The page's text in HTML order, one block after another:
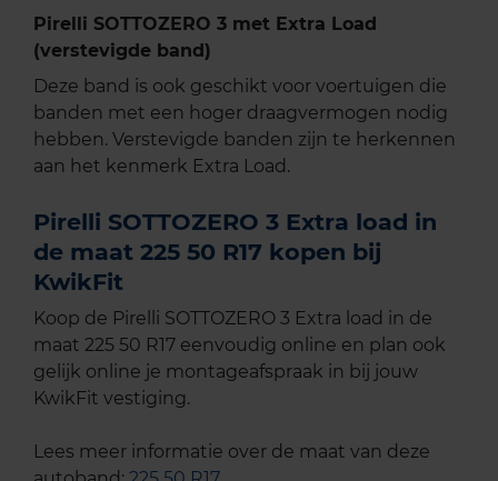
Pirelli SOTTOZERO 3 met Extra Load
(verstevigde band)
Deze band is ook geschikt voor voertuigen die
banden met een hoger draagvermogen nodig
hebben. Verstevigde banden zijn te herkennen
aan het kenmerk Extra Load.
Pirelli SOTTOZERO 3 Extra load in
de maat 225 50 R17 kopen bij
KwikFit
Koop de Pirelli SOTTOZERO 3 Extra load in de
maat 225 50 R17 eenvoudig online en plan ook
gelijk online je montageafspraak in bij jouw
KwikFit vestiging.
Lees meer informatie over de maat van deze